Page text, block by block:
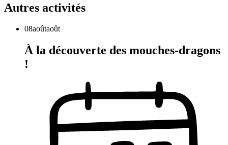
Autres activités
08aoûtaoût
À la découverte des mouches-dragons
!